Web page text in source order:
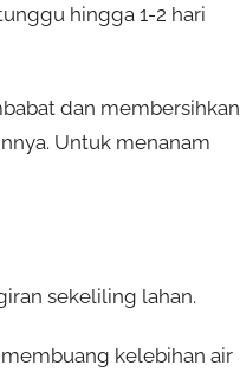
hingga 1-2 hari
dan membersihkan
Untuk menanam
sekeliling lahan.
kelebihan air